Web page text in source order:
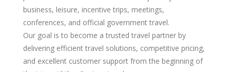
business, leisure, incentive trips, meetings,
conferences, and official government travel.
Our goal is to become a trusted travel partner by
delivering efficient travel solutions, competitive pricing,
and excellent customer support from the beginning of